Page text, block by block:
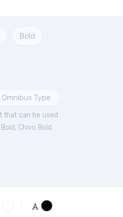
Bold
Omnibus Type
that can be used
, Chivo Bold